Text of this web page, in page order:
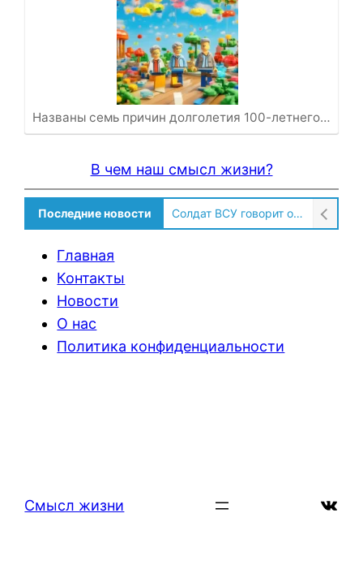
Названы семь причин долголетия 100-летнего…
В чем наш смысл жизни?
Последние новости Солдат ВСУ говорит о том, чтобы продавали топливо для ремонта техники в Угледаре
Главная
Контакты
Новости
О нас
Политика конфиденциальности
Смысл жизни